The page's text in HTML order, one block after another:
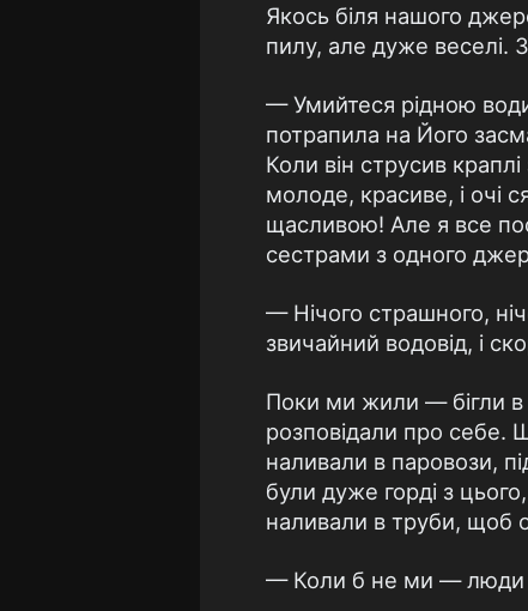
Якось біля нашого
пилу, але дуже веселі.
— Умийтеся рідною
потрапила на Його
Коли він струсив
молоде, красиве, і очі
щасливою! Але я все
сестрами з одного
— Нічого страшного,
звичайний водовід, і
Поки ми жили — бігли в
розповідали про себе.
наливали в паровози,
були дуже горді з
наливали в труби, щоб
— Коли б не ми — люди